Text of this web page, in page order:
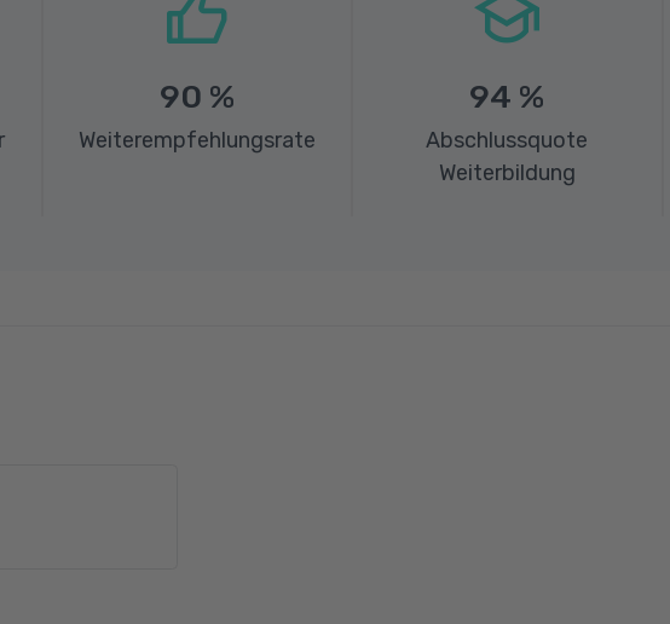
90 %
Weiterempfehlungsrate
94 %
Abschlussquote
Weiterbildung